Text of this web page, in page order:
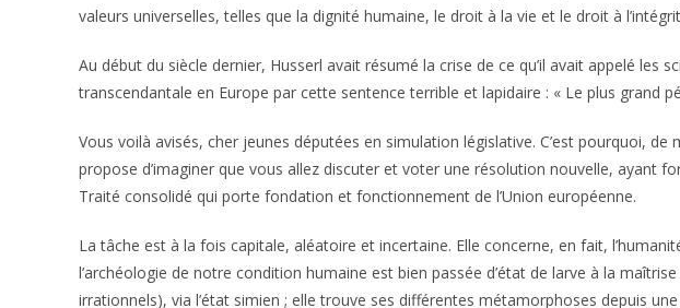
valeurs universelles, telles que la dignité humaine, le droit à la vie et le droit à
Au début du siècle dernier, Husserl avait résumé la crise de ce qu’il avait appelé les
transcendantale en Europe par cette sentence terrible et lapidaire : « Le plus grand
Vous voilà avisés, cher jeunes députées en simulation législative. C’est pourquoi,
propose d’imaginer que vous allez discuter et voter une résolution nouvelle, ayant
Traité consolidé qui porte fondation et fonctionnement de l’Union européenne.
La tâche est à la fois capitale, aléatoire et incertaine. Elle concerne, en fait,
l’archéologie de notre condition humaine est bien passée d’état de larve à la
irrationnels), via l’état simien ; elle trouve ses différentes métamorphoses depuis